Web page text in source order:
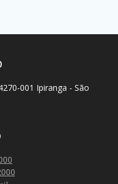
001 Ipiranga - São